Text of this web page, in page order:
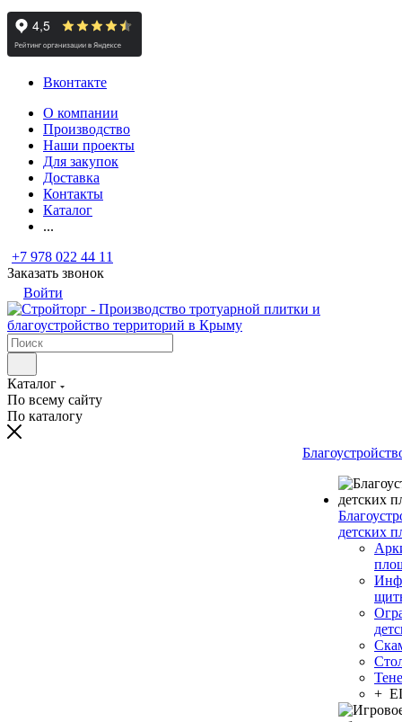
Вконтакте
О компании
Производство
Наши проекты
Для закупок
Доставка
Контакты
Каталог
...
+7 978 022 44 11
Заказать звонок
Войти
Каталог
По всему сайту
По каталогу
детских
+